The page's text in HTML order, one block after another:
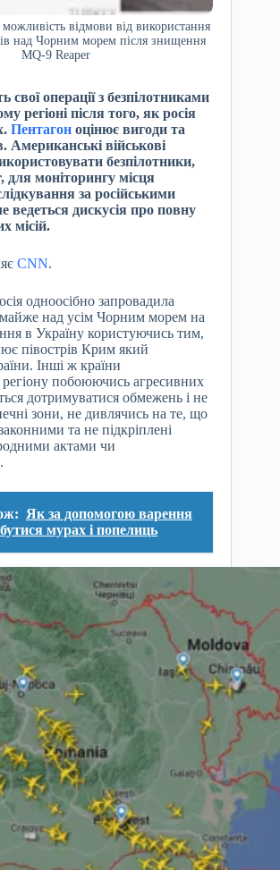
відмови від використання
над Чорним морем після знищення
MQ-9 Reaper
операції з безпілотниками
регіоні після того, як росія
Пентагон оцінює вигоди та
Американські військові
безпілотники,
для моніторингу місця
за російськими
ведеться дискусія про повну
місій.
CNN.
одноосібно запровадила
майже над усім Чорним морем на
в Україну користуючись тим,
півострів Крим який
Інші ж країни
побоюючись агресивних
дотримуватися обмежень і не
зони, не дивлячись на те, що
та не підкріплені
актами чи
Як за допомогою варення
мурах і попелиць